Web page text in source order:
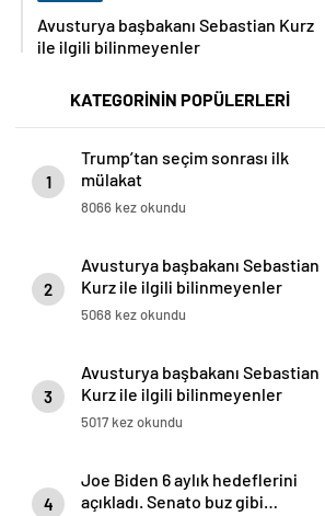
Avusturya başbakanı Sebastian Kurz
ile ilgili bilinmeyenler
KATEGORİNİN POPÜLERLERİ
1
Trump’tan seçim sonrası ilk
mülakat
8066 kez okundu
2
Avusturya başbakanı Sebastian
Kurz ile ilgili bilinmeyenler
5068 kez okundu
3
Avusturya başbakanı Sebastian
Kurz ile ilgili bilinmeyenler
5017 kez okundu
4
Joe Biden 6 aylık hedeflerini
açıkladı. Senato buz gibi…